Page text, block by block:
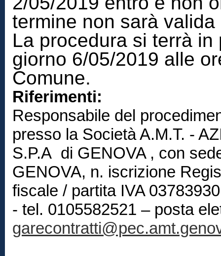
termine non sarà
La procedura si terrà
giorno 6/05/2019 alle
Comune.
Riferimenti:
Responsabile del
presso la Società A.M.T. -
S.P.A di GENOVA , con
GENOVA, n. iscrizione
fiscale / partita IVA
- tel. 0105582521 – posta